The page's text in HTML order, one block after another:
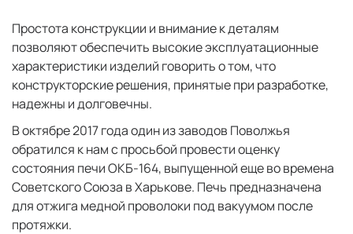
Простота конструкции и внимание к деталям
позволяют обеспечить высокие эксплуатационные
характеристики изделий говорить о том, что
конструкторские решения, принятые при разработке,
надежны и долговечны.
В октябре 2017 года один из заводов Поволжья
обратился к нам с просьбой провести оценку
состояния печи ОКБ-164, выпущенной еще во времена
Советского Союза в Харькове. Печь предназначена
для отжига медной проволоки под вакуумом после
протяжки.